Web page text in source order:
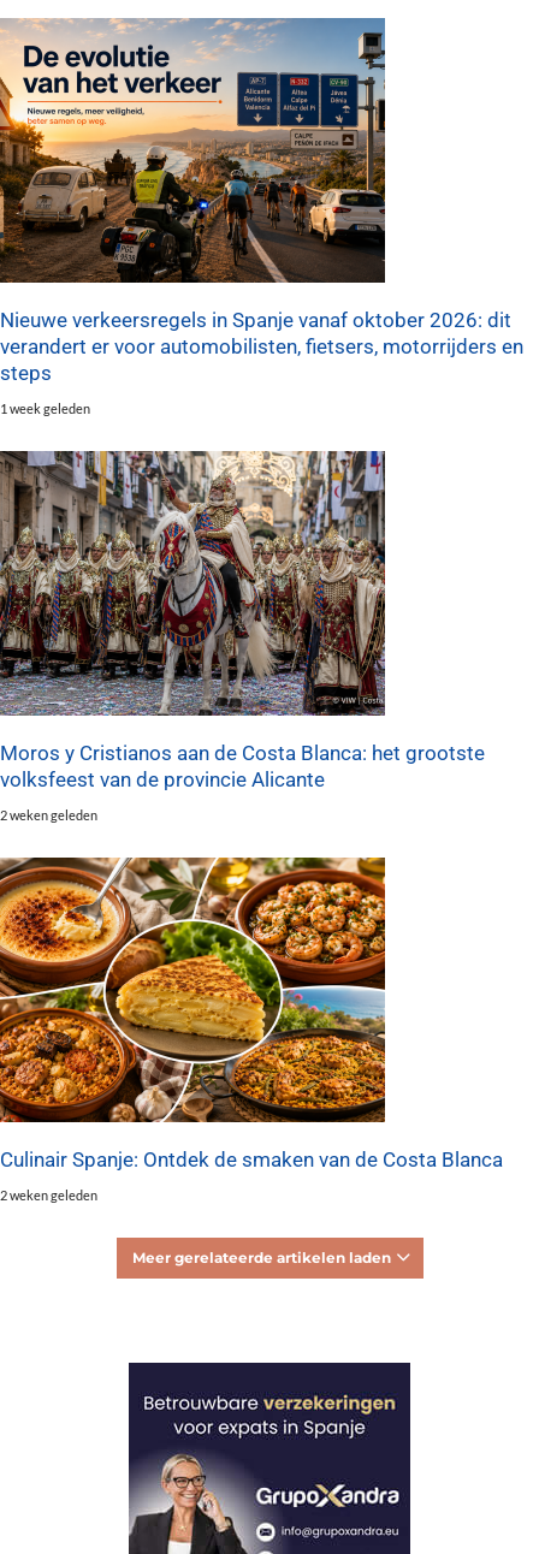
Nieuwe verkeersregels in Spanje vanaf oktober 2026: dit
verandert er voor automobilisten, fietsers, motorrijders en
steps
1 week geleden
Moros y Cristianos aan de Costa Blanca: het grootste
volksfeest van de provincie Alicante
2 weken geleden
Culinair Spanje: Ontdek de smaken van de Costa Blanca
2 weken geleden
Meer gerelateerde artikelen laden